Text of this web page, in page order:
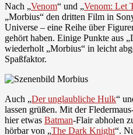
Nach „Venom“ und „Venom: Let
„Morbius“ den dritten Film in
Universe – eine Reihe über
gehört haben. Einige Punkte aus
wiederholt „Morbius“ in leicht
Spaßfaktor.
Auch „Der unglaubliche Hulk“
lassen grüßen. Mit der
hier etwas Batman-Flair abholen
hörbar von „The Dark Knight“.